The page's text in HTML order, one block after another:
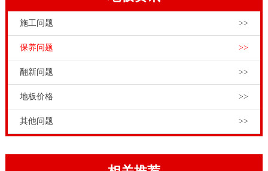
施工问题 >>
保养问题 >>
翻新问题 >>
地板价格 >>
其他问题 >>